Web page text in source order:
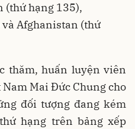
(thứ hạng 135),
Afghanistan (thứ
thăm, huấn luyện viên
Mai Đức Chung cho
đối tượng đang kém
hạng trên bảng xếp